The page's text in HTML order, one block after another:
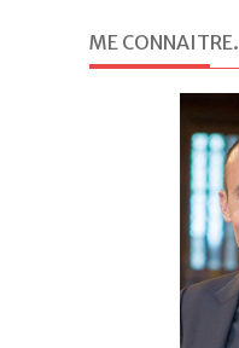
ME CONNAITRE.